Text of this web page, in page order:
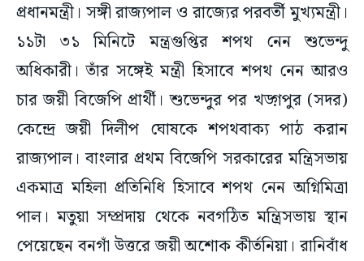
প্রধানমন্ত্রী। সঙ্গী রাজ্যপাল ও রাজ্যের পরবর্তী মুখ্যমন্ত্রী।
১১টা ৩১ মিনিটে মন্ত্রগুপ্তির শপথ নেন শুভেন্দু
অধিকারী। তাঁর সঙ্গেই মন্ত্রী হিসাবে শপথ নেন আরও
চার জয়ী বিজেপি প্রার্থী। শুভেন্দুর পর খড়্গপুর (সদর)
কেন্দ্রে জয়ী দিলীপ ঘোষকে শপথবাক্য পাঠ করান
রাজ্যপাল। বাংলার প্রথম বিজেপি সরকারের মন্ত্রিসভায়
একমাত্র মহিলা প্রতিনিধি হিসাবে শপথ নেন অগ্নিমিত্রা
পাল। মতুয়া সম্প্রদায় থেকে নবগঠিত মন্ত্রিসভায় স্থান
পেয়েছেন বনগাঁ উত্তরে জয়ী অশোক কীর্তনিয়া। রানিবাঁধ